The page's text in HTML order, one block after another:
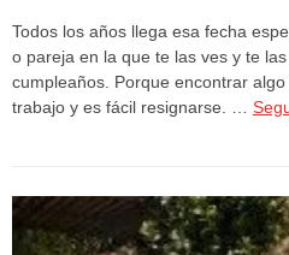
Todos los años llega esa fecha
o pareja en la que te las ves y te
cumpleaños. Porque encontrar
trabajo y es fácil resignarse. …